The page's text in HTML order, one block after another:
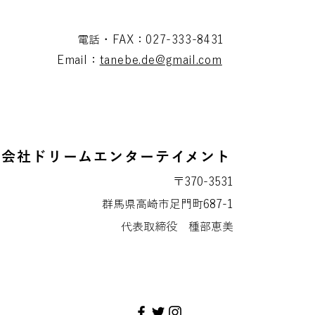
電話・FAX：027-333-8431
Email： tanebe.de@gmail.com
社ドリームエンターテイメント
〒370-3531
群馬県高崎市足門町687-1
代表取締役 種部恵美